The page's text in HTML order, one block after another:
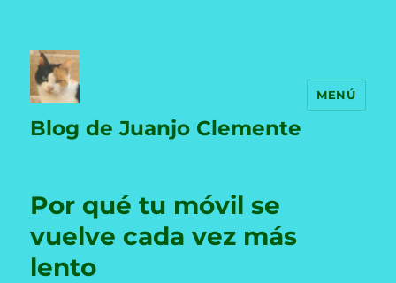
Blog de Juanjo Clemente
MENÚ
Por qué tu móvil se
vuelve cada vez más
lento